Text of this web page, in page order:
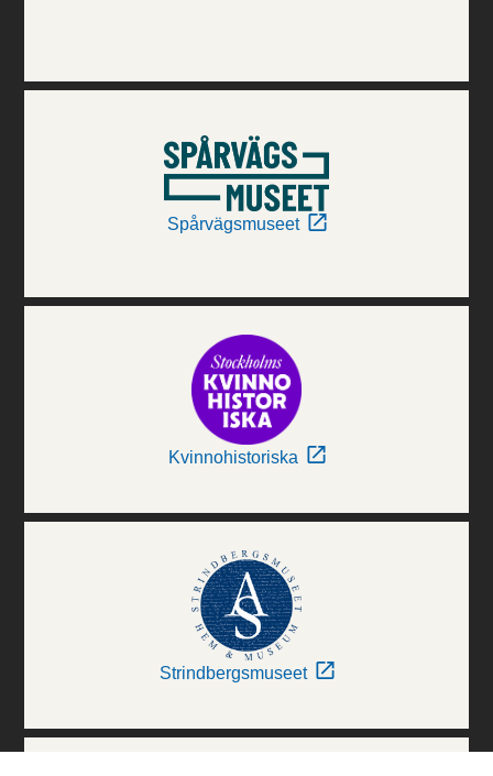
Spårvägsmuseet
Kvinnohistoriska
Strindbergsmuseet